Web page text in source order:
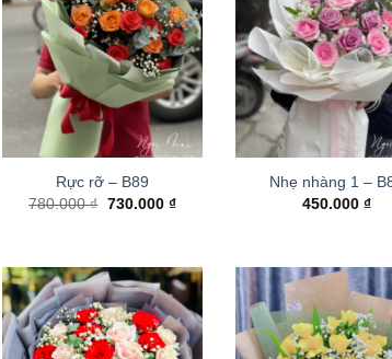
Rực rỡ – B89
780.000₫ Giá
730.000 ₫Giá
730.000 ₫.
Nhẹ nhàng 1 –
450.000 ₫